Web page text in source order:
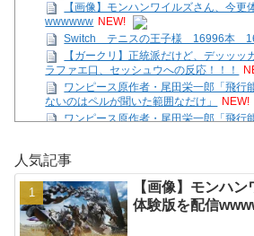
【画像】モンハンワイルズさん、今更
wwwwww NEW!
Switch テニスの王子様 16996本
【ガークリ】正統派だけど、デッッッ
ラファエ口、セッシュウへの反応！！！
ワンピース原作者・尾田栄一郎「飛行
ないのはペルが聞いた範囲なだけ」
NEW!
ワンピース原作者・尾田栄一郎「飛行
Netflix版ハイキュー!!実写化なら吉沢亮
『あたしンち』晩御飯のおかずがチク
気がする NEW!
点だけで描いて NEW!
『暗黒騎士ガイア』って今思えば微妙
人気記事
【画像】モンハ
体験版を配信